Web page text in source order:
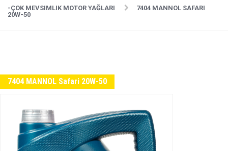
-ÇOK MEVSIMLIK MOTOR YAĞLARI
7404 MANNOL SAFARI
20W-50
7404 MANNOL Safari 20W-50